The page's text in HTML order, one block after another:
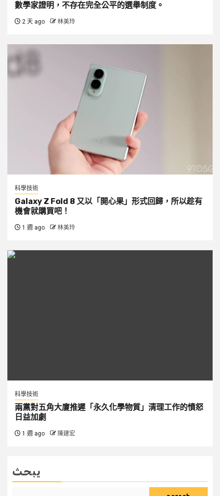
數學家證明，不存在完全公平的選舉制度。
2 天 ago 林美玲
科學技術
Galaxy Z Fold 8 又以「開心果」形式回歸，所以趁有
機會就購買吧！
1 週 ago 林美玲
科學技術
兩黨對五角大廈推遲「永久化學物質」清理工作的憤怒
日益加劇
1 週 ago 陳建宏
يبحث